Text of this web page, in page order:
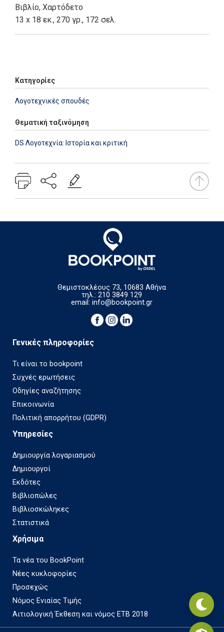
Βιβλίο, Χαρτόδετο
13 x 18 εκ., 270 γρ., 172 σελ.
Κατηγορίες
Λογοτεχνικές σπουδές
Θεματική ταξινόμηση
DS Λογοτεχνία: Ιστορία και κριτική
Θεμιστοκλέους 73, 10683 Αθήνα
τηλ.: 210 3849 129
email:info@bookpoint.gr
Γενικές πληροφορίες
Τι είναι το bookpoint
Συχνές ερωτήσεις
Οδηγίες αναζήτησης
Επικοινωνία
Πολιτική απορρήτου (GDPR)
Υπηρεσίες
Δημιουργία λογαριασμού
Δημιουργοί
Εκδότες
Βιβλιοπώλες
Βιβλιοσκώληκες
Στατιστικά
Χρήσιμα
Τα νέα του BookPoint
Νέες κυκλοφορίες
Προσεχώς
Νόμος Ενιαίας Τιμής
Αιτιολογική Έκθεση και νόμος ΕΤΒ 2018